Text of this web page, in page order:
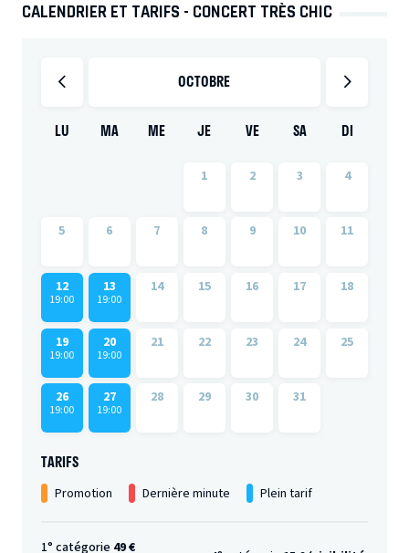
CALENDRIER ET TARIFS - CONCERT TRÈS CHIC
OCTOBRE
LU MA ME JE VE SA DI
1 2 3 4
5 6 7 8 9 10 11
12
19:00
13
19:00
14 15 16 17 18
19
19:00
20
19:00
21 22 23 24 25
26
19:00
27
19:00
28 29 30 31
TARIFS
Promotion Dernière minute Plein tarif
1° catégorie 49 €